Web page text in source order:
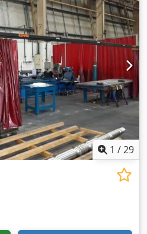
1 /29